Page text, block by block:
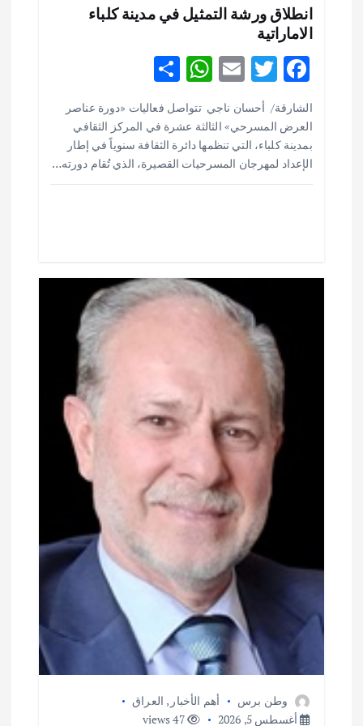
ت
انطلاق ورشة التمثيل في مدينة كلباء
الاماراتية
F
ac
e
b
o
T
w
it
te
r
E
ai
l
W
h
at
s
A
h
ar
e
الشارقة/ أحسان ناجي تتواصل فعاليات «دورة عناصر
العرض المسرحي» الثالثة عشرة في المركز الثقافي
بمدينة كلباء، التي تنظمها دائرة الثقافة سنوياً في إطار
الإعداد لمهرجان المسرحيات القصيرة، الذي تُقام دورته…
وطن برس أهم الأخبار , العراق
أغسطس 5, 2026
47 views